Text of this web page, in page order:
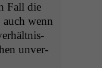
Fall die
wenn
unver­